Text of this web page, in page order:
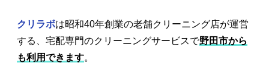
クリラボは昭和40年創業の老舗クリーニング店が運営
する、宅配専門のクリーニングサービスで野田市から
も利用できます。